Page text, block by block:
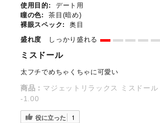
使用目的:
デート用
瞳の色:
茶目(暗め)
裸眼スペック:
奥目
盛れ度
しっかり盛れる
ミスドール
太フチでめちゃくちゃに可愛い
商品： マジェットリラックス ミスドー
-1.00
役に立った 1